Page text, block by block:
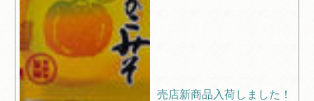
売店新商品入荷しました！